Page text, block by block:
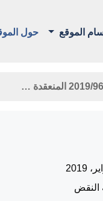
الموقع حول
النقض